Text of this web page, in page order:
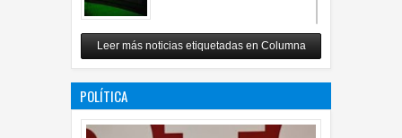
Carlos Monsiváis
12 Jul 2026 0
Leer más noticias etiquetadas en Columna
POLÍTICA